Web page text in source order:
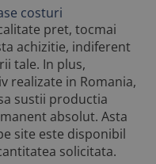
costuri
pret, tocmai
achizitie, indiferent
tale. In plus,
realizate in Romania,
sustii productia
absolut. Asta
site este disponibil
solicitata.